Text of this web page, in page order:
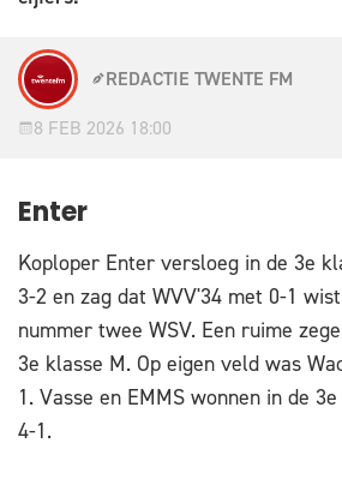
REDACTIE TWENTE FM
8 FEB 2026 18:00
Enter
Koploper Enter versloeg in de 3e
3-2 en zag dat WVV'34 met 0-1
nummer twee WSV. Een ruime
3e klasse M. Op eigen veld was
1. Vasse en EMMS wonnen in de
4-1.